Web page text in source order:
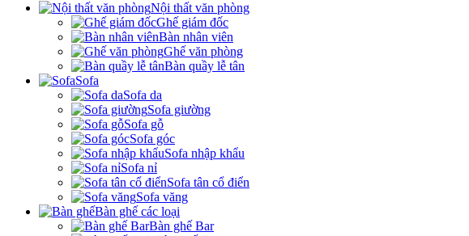
Nội thất văn phòng
Ghế giám đốc
Bàn nhân viên
Ghế văn phòng
Bàn quầy lễ tân
Sofa
Sofa da
Sofa giường
Sofa gỗ
Sofa góc
Sofa nhập khẩu
Sofa nỉ
Sofa tân cổ điển
Sofa văng
Bàn ghế các loại
Bàn ghế Bar